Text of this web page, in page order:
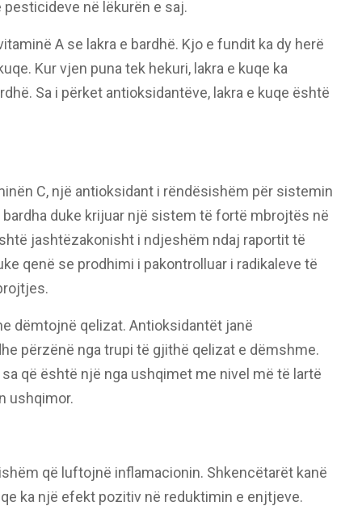
në lëkurën e saj.
A se lakra e bardhë. Kjo e fundit ka dy herë
Kur vjen puna tek hekuri, lakra e kuqe ka
Sa i përket antioksidantëve, lakra e kuqe është
C, një antioksidant i rëndësishëm për sistemin
duke krijuar një sistem të fortë mbrojtës në
jashtëzakonisht i ndjeshëm ndaj raportit të
qenë se prodhimi i pakontrolluar i radikaleve të
dëmtojnë qelizat. Antioksidantët janë
përzënë nga trupi të gjithë qelizat e dëmshme.
që është një nga ushqimet me nivel më të lartë
ushqimor.
që luftojnë inflamacionin. Shkencëtarët kanë
ka një efekt pozitiv në reduktimin e enjtjeve.